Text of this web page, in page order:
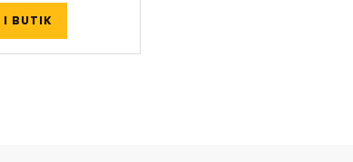
I BUTIK